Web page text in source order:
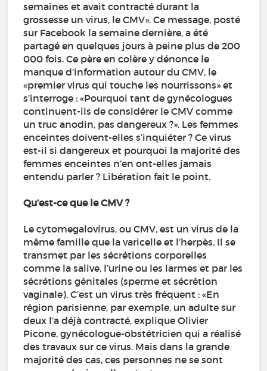
semaines et avait contracté durant la
grossesse un virus, le CMV». Ce message, posté
sur Facebook la semaine dernière, a été
partagé en quelques jours à peine plus de 200
000 fois. Ce père en colère y dénonce le
manque d’information autour du CMV, le
«premier virus qui touche les nourrissons» et
s’interroge : «Pourquoi tant de gynécologues
continuent-ils de considérer le CMV comme
un truc anodin, pas dangereux ?». Les femmes
enceintes doivent-elles s’inquiéter ? Ce virus
est-il si dangereux et pourquoi la majorité des
femmes enceintes n’en ont-elles jamais
entendu parler ? Libération fait le point.
Qu’est-ce que le CMV ?
Le cytomegalovirus, ou CMV, est un virus de la
même famille que la varicelle et l’herpès. Il se
transmet par les sécrétions corporelles
comme la salive, l’urine ou les larmes et par les
sécrétions génitales (sperme et sécrétion
vaginale). C’est un virus très fréquent : «En
région parisienne, par exemple, un adulte sur
deux l’a déjà contracté, explique Olivier
Picone, gynécologue-obstétricien qui a réalisé
des travaux sur ce virus. Mais dans la grande
majorité des cas, ces personnes ne se sont